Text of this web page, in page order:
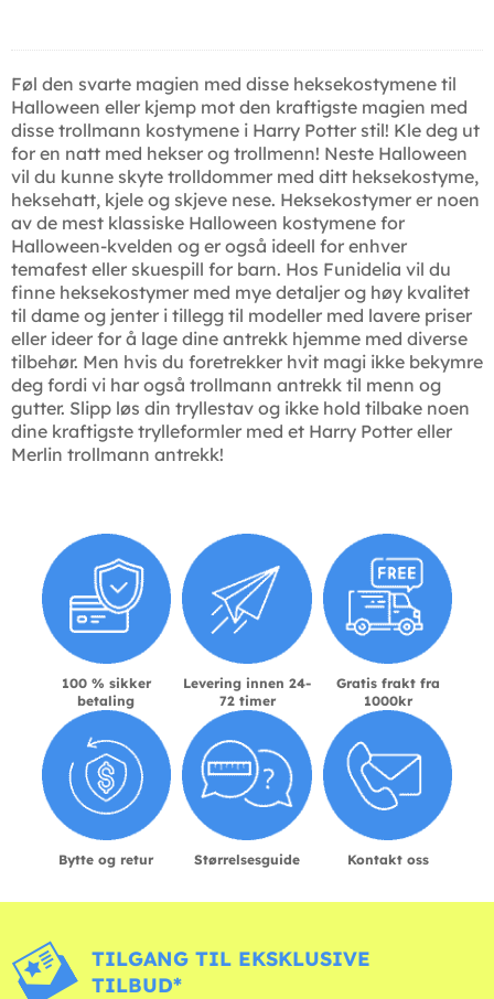
Føl den svarte magien med disse heksekostymene til
Halloween eller kjemp mot den kraftigste magien med
disse trollmann kostymene i Harry Potter stil! Kle deg ut
for en natt med hekser og trollmenn! Neste Halloween
vil du kunne skyte trolldommer med ditt heksekostyme,
heksehatt, kjele og skjeve nese. Heksekostymer er noen
av de mest klassiske Halloween kostymene for
Halloween-kvelden og er også ideell for enhver
temafest eller skuespill for barn. Hos Funidelia vil du
finne heksekostymer med mye detaljer og høy kvalitet
til dame og jenter i tillegg til modeller med lavere priser
eller ideer for å lage dine antrekk hjemme med diverse
tilbehør. Men hvis du foretrekker hvit magi ikke bekymre
deg fordi vi har også trollmann antrekk til menn og
gutter. Slipp løs din tryllestav og ikke hold tilbake noen
dine kraftigste trylleformler med et Harry Potter eller
Merlin trollmann antrekk!
100 % sikker
betaling
Levering innen 24-
72 timer
Gratis frakt fra
1000kr
Bytte og retur Størrelsesguide Kontakt oss
TILGANG TIL EKSKLUSIVE
TILBUD*